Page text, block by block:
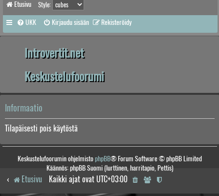
Etusivu Style:
UKK Kirjaudu sisään Rekisteröidy
Introvertit.net
Keskustelufoorumi
Informaatio
Tilapäisesti pois käytöstä
Keskustelufoorumin ohjelmistophpBB® Forum Software © phpBB Limited
Käännös: phpBB Suomi (lurttinen, harritapio, Pettis)
Etusivu Kaikki ajat ovat UTC+03:00